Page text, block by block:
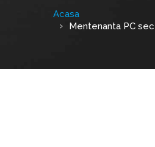
Acasa
Mentenanta PC